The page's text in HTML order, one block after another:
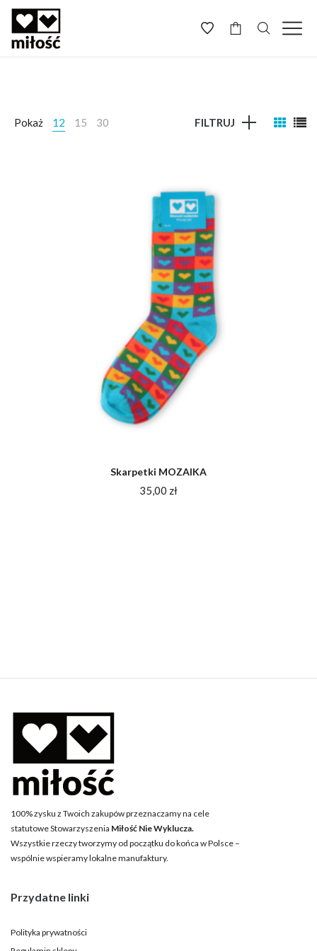
Pokaż 12 15 30 FILTRUJ
Skarpetki MOZAIKA
35,00 zł
100% zysku z Twoich zakupów przeznaczamy na cele
statutowe Stowarzyszenia Miłość Nie Wyklucza.
Wszystkie rzeczy tworzymy od początku do końca w Polsce –
wspólnie wspieramy lokalne manufaktury.
Przydatne linki
Polityka prywatności